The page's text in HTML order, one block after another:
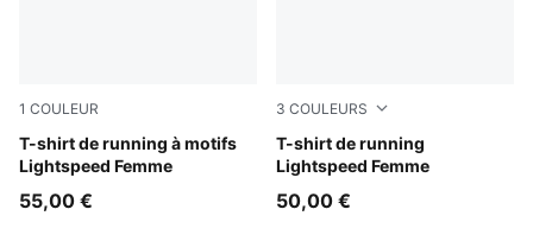
1 COULEUR
T-shirt de running à motifs
Lightspeed Femme
Inky Depths
55,00 €
3 COULEURS
T-shirt de running
Lightspeed Femme
Ultra Red
50,00 €